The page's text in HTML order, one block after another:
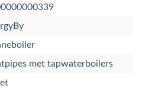
met tapwaterboilers